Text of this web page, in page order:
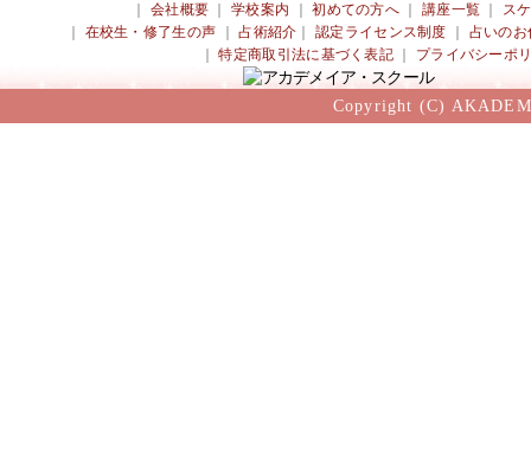
会社概要 ｜学校案内 ｜初めての方へ 講座一覧
ス
在校生・修了生の声 ｜占術紹介 ｜認定ライセンス制度
占いのお
｜特定商取引法に基づく表記 プライバシーポ
Copyright (C)